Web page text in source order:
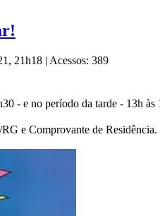
21h18 | Acessos: 389
- e no período da tarde - 13h
e Comprovante de Residência.